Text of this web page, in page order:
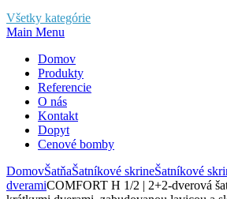
Všetky kategórie
Main Menu
Domov
Produkty
Referencie
O nás
Kontakt
Dopyt
Cenové bomby
DomovŠatňaŠatníkové skrineŠatníkové
dveramiCOMFORT H 1/2 | 2+2-dverová